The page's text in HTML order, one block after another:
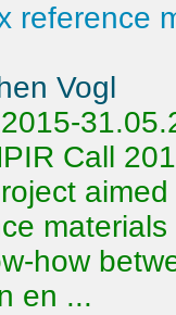
reference
Vogl
Call
how
en ...